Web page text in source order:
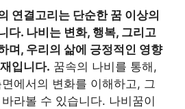
연결고리는 단순한 꿈 이상의
다. 나비는 변화, 행복, 그리고
며, 우리의 삶에 긍정적인 영향
입니다. 꿈속의 나비를 통해,
에서의 변화를 이해하고, 그
라볼 수 있습니다. 나비꿈이